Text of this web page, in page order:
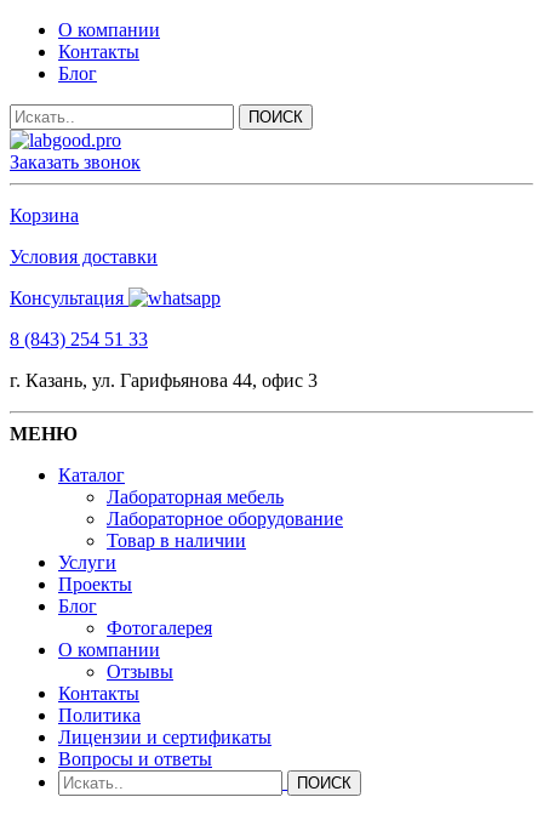
О компании
Контакты
Блог
Заказать звонок
Корзина
Условия доставки
Консультация
8 (843) 254 51 33
г. Казань, ул. Гарифьянова 44, офис 3
МЕНЮ
Каталог
Лабораторная мебель
Лабораторное оборудование
Товар в наличии
Услуги
Проекты
Блог
Фотогалерея
О компании
Отзывы
Контакты
Политика
Лицензии и сертификаты
Вопросы и ответы